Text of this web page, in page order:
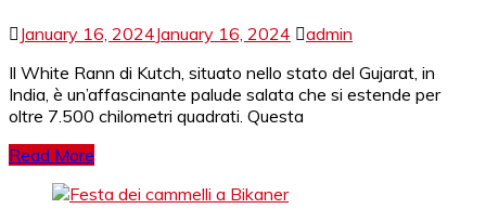
January 16, 2024January 16, 2024
admin
Il White Rann di Kutch, situato nello stato del Gujarat, in
India, è un’affascinante palude salata che si estende per
oltre 7.500 chilometri quadrati. Questa
Read More